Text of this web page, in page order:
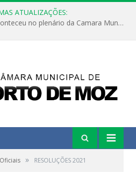
ATUALIZAÇÕES:
Hoje dia 05 de julho aconteceu no plenário da Camara Municipal de Porto de Moz a Sessão Solene de Abertura dos Trabalhos Legislativos 2º Período da 23ª Legislatura
» RESOLUÇÕES 2021